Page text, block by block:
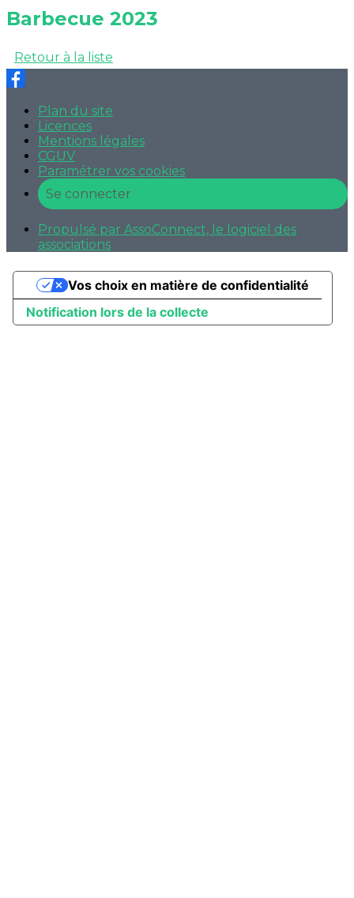
Barbecue 2023
Retour à la liste
Plan du site
Licences
Mentions légales
CGUV
Paramétrer vos cookies
Se connecter
Propulsé par AssoConnect, le logiciel des
associations
Notification lors de la collecte
Vos choix en matière de confidentialité